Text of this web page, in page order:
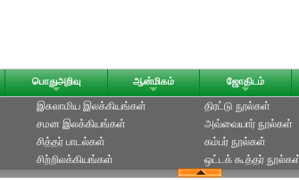
பொதுஅறிவு ஆன்மிகம் ஜோதிடம்
இசுலாமிய இலக்கியங்கள்
சமன இலக்கியங்கள்
சித்தர் பாடல்கள்
சிற்றிலக்கியங்கள்
திரட்டு நூல்கள்
அவ்வையார் நூல்கள்
கம்பர் நூல்கள்
ஒட்டக் கூத்தர்